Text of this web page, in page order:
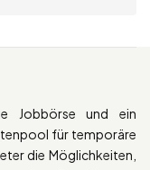
Jobbörse und ein
für temporäre
die Möglichkeiten,